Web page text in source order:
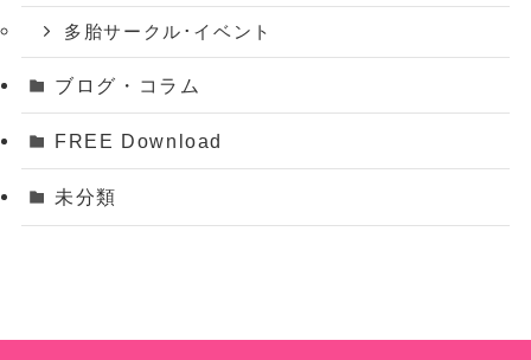
多胎サークル･イベント
ブログ・コラム
FREE Download
未分類